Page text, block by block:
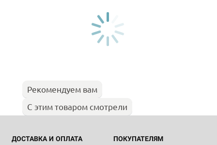
Рекомендуем вам
С этим товаром смотрели
ДОСТАВКА И ОПЛАТА ПОКУПАТЕЛЯМ